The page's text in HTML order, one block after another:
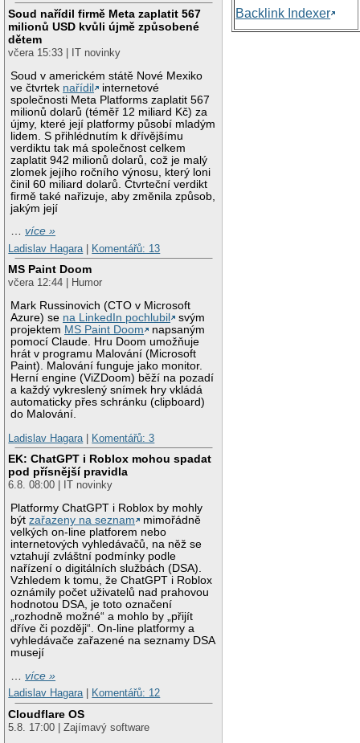
Soud nařídil firmě Meta zaplatit 567
milionů USD kvůli újmě způsobené
dětem
včera 15:33 | IT novinky
Soud v americkém státě Nové Mexiko
ve čtvrtek nařídil
internetové
společnosti Meta Platforms zaplatit 567
milionů dolarů (téměř 12 miliard Kč) za
újmy, které její platformy působí mladým
lidem. S přihlédnutím k dřívějšímu
verdiktu tak má společnost celkem
zaplatit 942 milionů dolarů, což je malý
zlomek jejího ročního výnosu, který loni
činil 60 miliard dolarů. Čtvrteční verdikt
firmě také nařizuje, aby změnila způsob,
jakým její
…více »
Ladislav Hagara
Komentářů: 13
MS Paint Doom
včera 12:44 | Humor
Mark Russinovich (CTO v Microsoft
Azure) se na LinkedIn pochlubil
svým
projektem MS Paint Doom
napsaným
pomocí Claude. Hru Doom umožňuje
hrát v programu Malování (Microsoft
Paint). Malování funguje jako monitor.
Herní engine (ViZDoom) běží na pozadí
a každý vykreslený snímek hry vkládá
automaticky přes schránku (clipboard)
do Malování.
Ladislav Hagara
Komentářů: 3
EK: ChatGPT i Roblox mohou spadat
pod přísnější pravidla
6.8. 08:00 | IT novinky
Platformy ChatGPT i Roblox by mohly
býtzařazeny na seznam
mimořádně
velkých on-line platforem nebo
internetových vyhledávačů, na něž se
vztahují zvláštní podmínky podle
nařízení o digitálních službách (DSA).
Vzhledem k tomu, že ChatGPT i Roblox
oznámily počet uživatelů nad prahovou
hodnotou DSA, je toto označení
„rozhodně možné“ a mohlo by „přijít
dříve či později“. On-line platformy a
vyhledávače zařazené na seznamy DSA
musejí
…více »
Ladislav Hagara| Komentářů: 12
Cloudflare OS
5.8. 17:00 | Zajímavý software
Backlink Indexer